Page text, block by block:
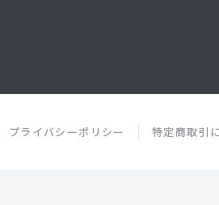
プライバシーポリシー 特定商取引